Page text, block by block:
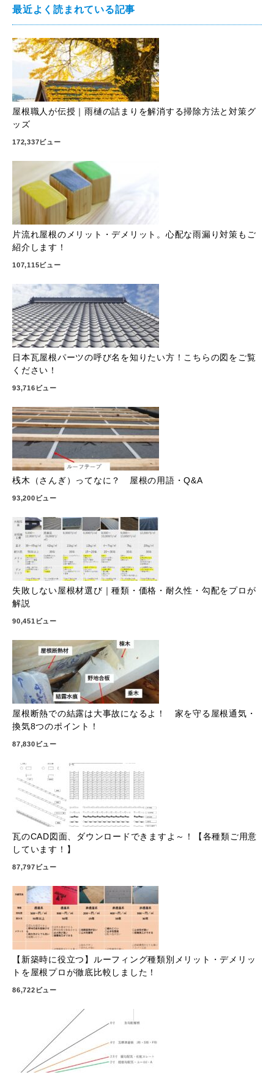
最近よく読まれている記事
屋根職人が伝授｜雨樋の詰まりを解消する掃除方法と対策グ
ッズ
172,337ビュー
片流れ屋根のメリット・デメリット。心配な雨漏り対策もご
紹介します！
107,115ビュー
日本瓦屋根パーツの呼び名を知りたい方！こちらの図をご覧
ください！
93,716ビュー
桟木（さんぎ）ってなに？ 屋根の用語・Q&A
93,200ビュー
失敗しない屋根材選び｜種類・価格・耐久性・勾配をプロが
解説
90,451ビュー
屋根断熱での結露は大事故になるよ！ 家を守る屋根通気・
換気8つのポイント！
87,830ビュー
瓦のCAD図面、ダウンロードできますよ～！【各種類ご用意
しています！】
87,797ビュー
【新築時に役立つ】ルーフィング種類別メリット・デメリッ
トを屋根プロが徹底比較しました！
86,722ビュー